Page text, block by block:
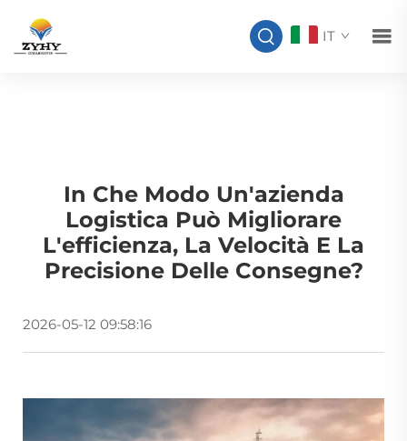
IT
In Che Modo Un'azienda
Logistica Può Migliorare
L'efficienza, La Velocità E La
Precisione Delle Consegne?
2026-05-12 09:58:16